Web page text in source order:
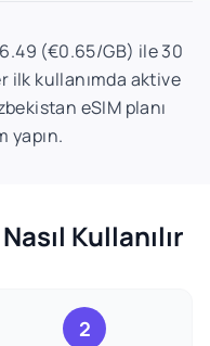
(€0.65/GB) ile 30
ilk kullanımda aktive
eSIM planı
yapın.
Kullanılır
2